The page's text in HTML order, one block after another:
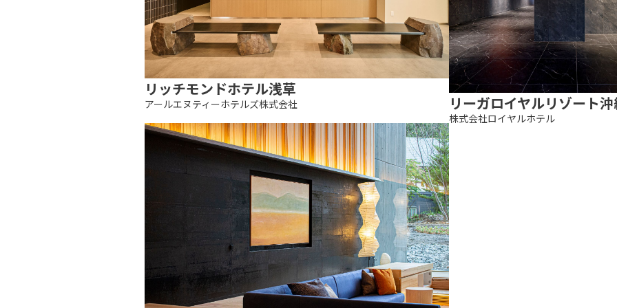
リッチモンドホテル浅草
アールエヌティーホテルズ株式会社 リーガロイヤルリゾート
株式会社ロイヤルホテル